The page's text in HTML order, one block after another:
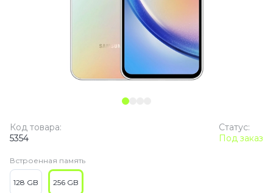
Статус:
Под заказ
Код товара:
5354
Встроенная память
128 GB 256 GB